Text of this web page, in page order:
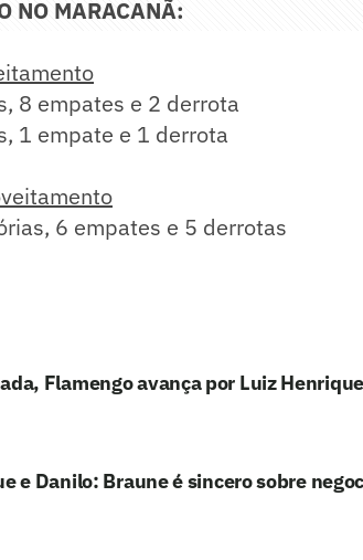
NO MARACANÃ:
8 empates e 2 derrota
1 empate e 1 derrota
6 empates e 5 derrotas
Flamengo avança por Luiz
e Danilo: Braune é sincero sobre